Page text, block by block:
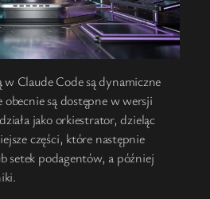
w Claude Code są dynamiczne
są dostępne w wersji
jako orkiestrator, dzieląc
części, które następnie
setek podagentów, a później